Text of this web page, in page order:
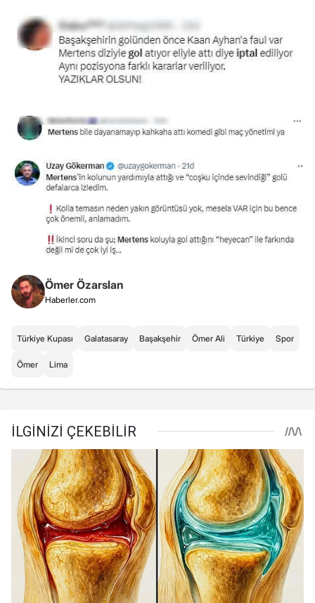
Ömer Özarslan
Haberler.com
Türkiye Kupası Galatasaray Başakşehir Ömer Ali Türkiye Spor
Ömer Lima